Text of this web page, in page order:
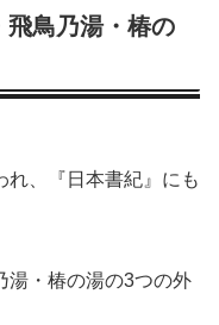
飛鳥乃湯・椿の
れ、『日本書紀』にも
湯・椿の湯の3つの外